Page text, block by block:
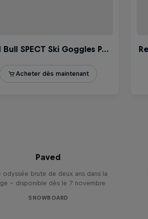
Paved
odyssée brute de deux ans dans la
– disponible dès le 7 novembre
SNOWBOARD